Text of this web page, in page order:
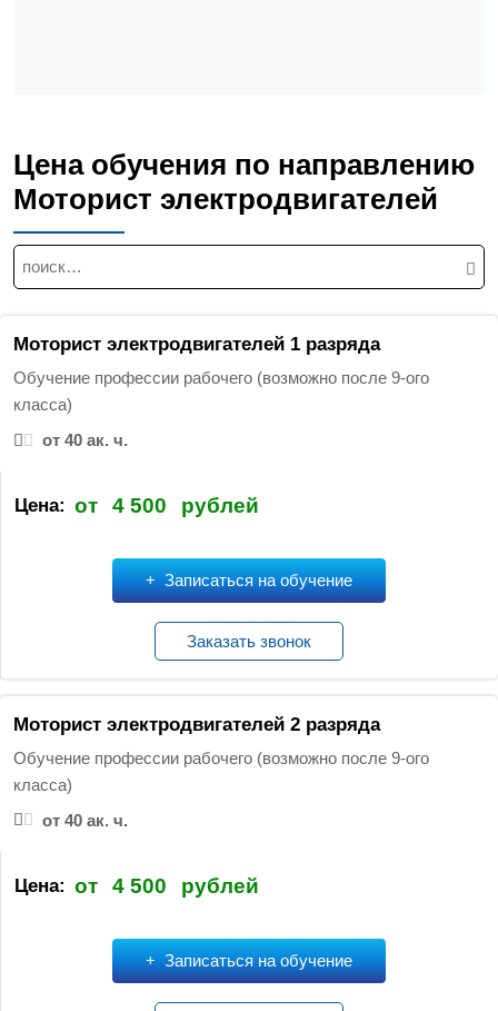
Цена обучения по направлению
Моторист электродвигателей
Н
а
т
Моторист электродвигателей 1 разряда
Обучение профессии рабочего (возможно после 9-ого
класса)
от 40 ак. ч.
Цена: от 4 500 рублей
Записаться на обучение
Заказать звонок
Моторист электродвигателей 2 разряда
Обучение профессии рабочего (возможно после 9-ого
класса)
от 40 ак. ч.
Цена: от 4 500 рублей
Записаться на обучение